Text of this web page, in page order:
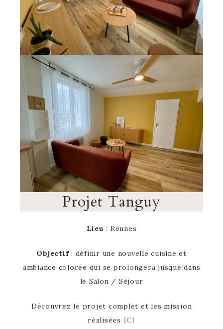
Projet Tanguy
Lieu : Rennes
Objectif: définir une nouvelle cuisine et
ambiance colorée qui se prolongera jusque dans
le Salon / Séjour
Découvrez le projet complet et les mission
réalisées ICI